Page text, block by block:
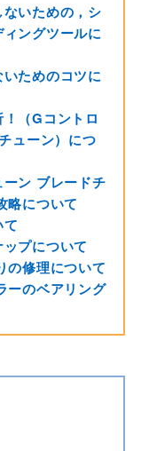
いための，シ
ングツールに
ためのコツに
（Gコントロ
ューン）につ
ン ブレードチ
略について
プについて
の修理について
ーのベアリング